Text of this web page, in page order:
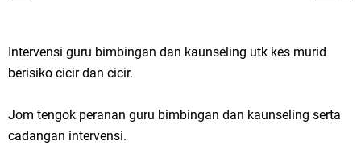
Intervensi guru bimbingan dan kaunseling utk kes murid
berisiko cicir dan cicir.
Jom tengok peranan guru bimbingan dan kaunseling serta
cadangan intervensi.